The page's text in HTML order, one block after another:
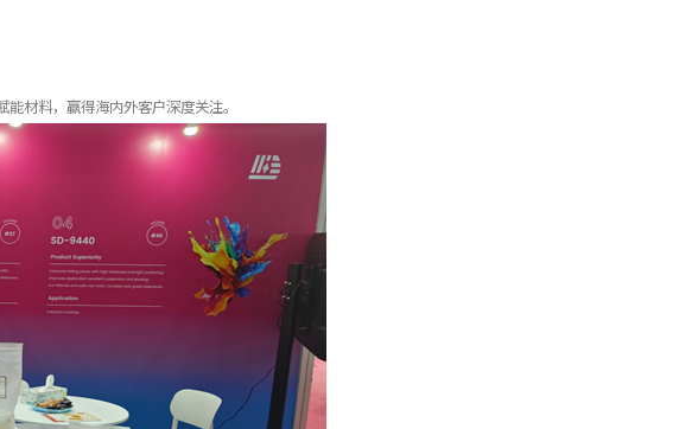
材料，赢得海内外客户深度关注。